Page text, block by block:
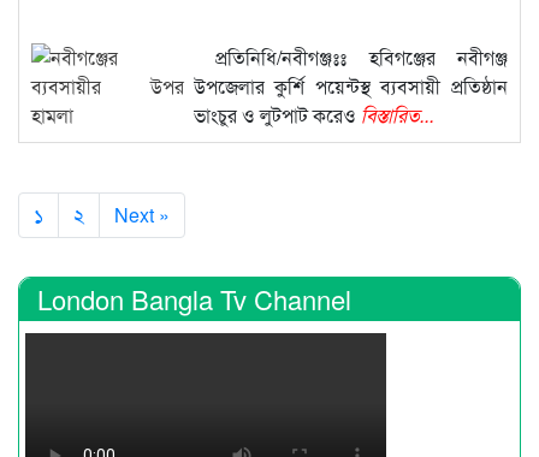
প্রতিনিধি/নবীগঞ্জঃঃ হবিগঞ্জের নবীগঞ্জ
উপজেলার কুর্শি পয়েন্টস্থ ব্যবসায়ী প্রতিষ্ঠান
ভাংচুর ও লুটপাট করেও বিস্তারিত...
১ ২ Next »
London Bangla Tv Channel